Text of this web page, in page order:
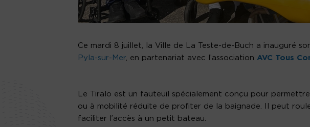
Ce mardi 8 juillet, la Ville de La Teste-de-Buch a inauguré
Pyla-sur-Mer, en partenariat avec l’association AVC Tous
Le Tiralo est un fauteuil spécialement conçu pour
ou à mobilité réduite de profiter de la baignade. Il peut
faciliter l’accès à un petit bateau.